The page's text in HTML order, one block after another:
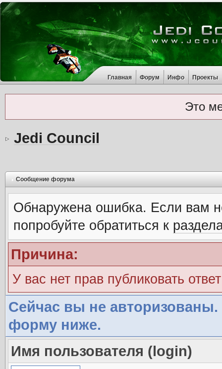
Главная Форум Инфо Проекты
Это
Jedi Council
Сообщение форума
Обнаружена ошибка. Если вам
попробуйте обратиться к
Причина:
У вас нет прав публиковать
Сейчас вы не авторизованы.
форму ниже.
Имя пользователя (login)